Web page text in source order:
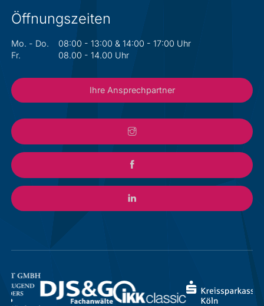
Öffnungszeiten
Mo. - Do.
08:00 - 13:00 & 14:00 - 17:00 Uhr
Fr.
08.00 - 14.00 Uhr
Ihre Ansprechpartner